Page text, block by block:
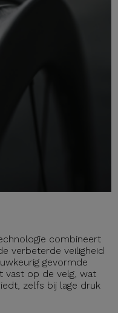
combineert
verbeterde veiligheid
gevormde
vast op de velg, wat
zelfs bij lage druk